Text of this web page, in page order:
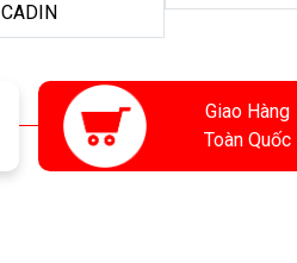
CADIN
Giao Hàng
Toàn Quốc